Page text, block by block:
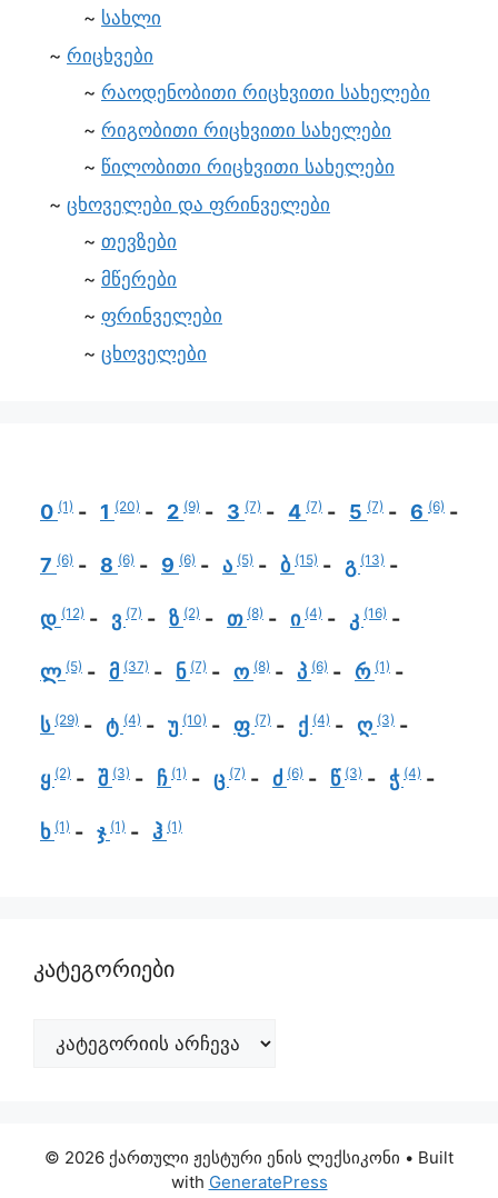
სახლი
რიცხვები
რაოდენობითი რიცხვითი სახელები
რიგობითი რიცხვითი სახელები
წილობითი რიცხვითი სახელები
ცხოველები და ფრინველები
თევზები
მწერები
ფრინველები
ცხოველები
0 (1) 1 (20) 2 (9) 3 (7) 4 (7) 5 (7) 6 (6)
7 (6) 8 (6) 9 (6) ა (5) ბ (15) გ (13)
დ (12) ვ (7) ზ (2) თ (8) ი (4) კ (16)
ლ (5) მ (37) ნ (7) ო (8) პ (6) რ (1)
ს (29) ტ (4) უ (10) ფ (7) ქ (4) ღ (3)
ყ (2) შ (3) ჩ (1) ც (7) ძ (6) წ (3) ჭ (4)
ხ (1) ჯ (1) ჰ (1)
კატეგორიები
© 2026 ქართული ჟესტური ენის ლექსიკონი • Built
with GeneratePress